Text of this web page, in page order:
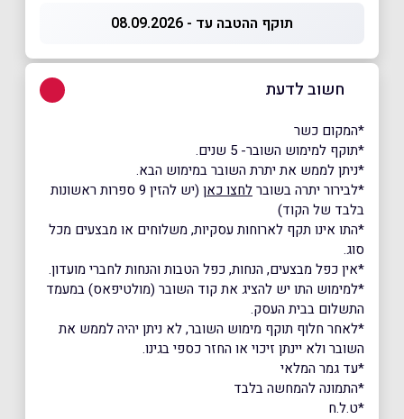
תוקף ההטבה עד - 08.09.2026
חשוב לדעת
*המקום כשר
*תוקף למימוש השובר- 5 שנים.
*ניתן לממש את יתרת השובר במימוש הבא.
*לבירור יתרה בשוברלחצו כאן
(יש להזין 9 ספרות ראשונות
בלבד של הקוד)
*התו אינו תקף לארוחות עסקיות, משלוחים או מבצעים מכל
סוג.
*אין כפל מבצעים, הנחות, כפל הטבות והנחות לחברי מועדון.
*למימוש התו יש להציג את קוד השובר (מולטיפאס) במעמד
התשלום בבית העסק.
*לאחר חלוף תוקף מימוש השובר, לא ניתן יהיה לממש את
השובר ולא יינתן זיכוי או החזר כספי בגינו.
*עד גמר המלאי
*התמונה להמחשה בלבד
*ט.ל.ח